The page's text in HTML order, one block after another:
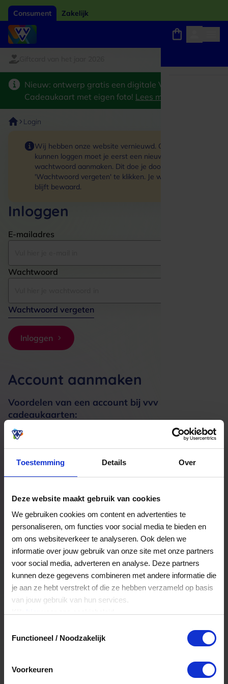
Toestemming Details Over
Deze website maakt gebruik van cookies
We gebruiken cookies om content en advertenties te
personaliseren, om functies voor social media te bieden en
om ons websiteverkeer te analyseren. Ook delen we
informatie over jouw gebruik van onze site met onze partners
voor social media, adverteren en analyse. Deze partners
kunnen deze gegevens combineren met andere informatie die
je aan ze hebt verstrekt of die ze hebben verzameld op basis
van jouw gebruik van hun services.
Functioneel / Noodzakelijk
Voorkeuren
Consument Zakelijk
van het jaar 2026
Nieuw: ontwerp gratis een digitale VVV
Cadeaukaart met eigen foto! Lees meer
Login
Wij hebben onze website vernieuwd. Om in te
kunnen loggen moet je eerst een nieuw
wachtwoord aanmaken. Dit doe je door op de link
'Wachtwoord vergeten' te klikken. Je winkelmand
blijft bewaard.
Inloggen
E-mailadres
Wachtwoord
Wachtwoord vergeten
Inloggen
Account aanmaken
Voordelen van een account bij vvv
cadeaukaarten:
Meerdere adressen registreren
Een bestelling volgen
Nog veel meer...
Maak account aan